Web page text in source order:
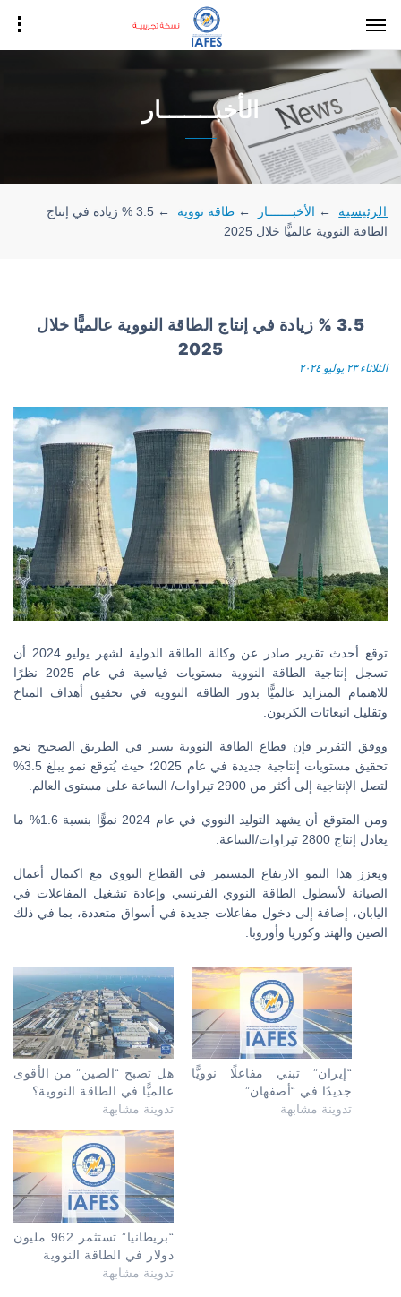
الأخبـــــــار
الرئيسية ← الأخبـــــــار ← طاقة نووية ←
3.5 % زيادة في إنتاج
الطاقة النووية عالميًّا خلال 2025
3.5 % زيادة في إنتاج الطاقة النووية عالميًّا خلال
2025
الثلاثاء ٢٣ يوليو ٢٠٢٤
توقع أحدث تقرير صادر عن وكالة الطاقة الدولية لشهر يوليو 2024 أن
تسجل إنتاجية الطاقة النووية مستويات قياسية في عام 2025 نظرًا
للاهتمام المتزايد عالميًّا بدور الطاقة النووية في تحقيق أهداف المناخ
وتقليل انبعاثات الكربون.
ووفق التقرير فإن قطاع الطاقة النووية يسير في الطريق الصحيح نحو
تحقيق مستويات إنتاجية جديدة في عام 2025؛ حيث يُتوقع نمو يبلغ 3.5%
لتصل الإنتاجية إلى أكثر من 2900 تيراوات/ الساعة على مستوى العالم.
ومن المتوقع أن يشهد التوليد النووي في عام 2024 نموًّا بنسبة 1.6% ما
يعادل إنتاج 2800 تيراوات/الساعة.
ويعزز هذا النمو الارتفاع المستمر في القطاع النووي مع اكتمال أعمال
الصيانة لأسطول الطاقة النووي الفرنسي وإعادة تشغيل المفاعلات في
اليابان، إضافة إلى دخول مفاعلات جديدة في أسواق متعددة، بما في ذلك
الصين والهند وكوريا وأوروبا.
هل تصبح “الصين” من الأقوى
عالميًّا في الطاقة النووية؟
تدوينة مشابهة
“إيران” تبني مفاعلًا نوويًّا
جديدًا في “أصفهان”
تدوينة مشابهة
“بريطانيا” تستثمر 962 مليون
دولار في الطاقة النووية
تدوينة مشابهة